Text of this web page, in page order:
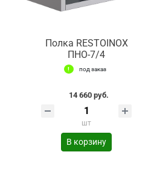
Полка RESTOINOX
ПНО-7/4
под заказ
14 660 руб.
шт
В корзину